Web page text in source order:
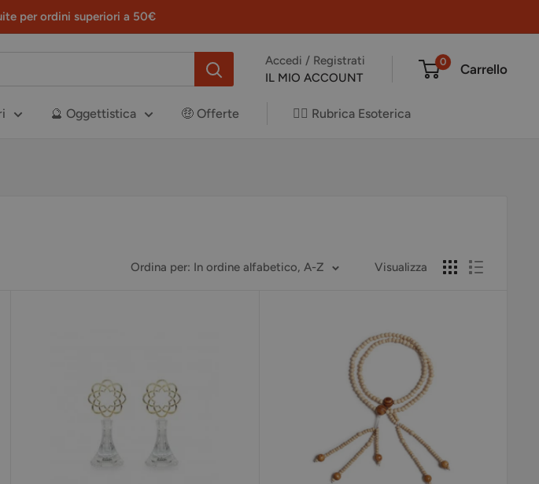
per ordini superiori a 50€
Accedi / Registrati
IL MIO ACCOUNT
0 Carrello
🔮 Oggettistica 🤑 Offerte ✍🏻 Rubrica Esoterica
Ordina per: In ordine alfabetico, A-Z Visualizza